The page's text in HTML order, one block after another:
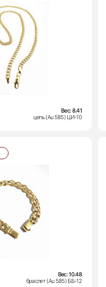
Вес:8.41
цепь (Au 585) ЦИ-10
Вес:10.48
браслет (Au 585) ББ-12